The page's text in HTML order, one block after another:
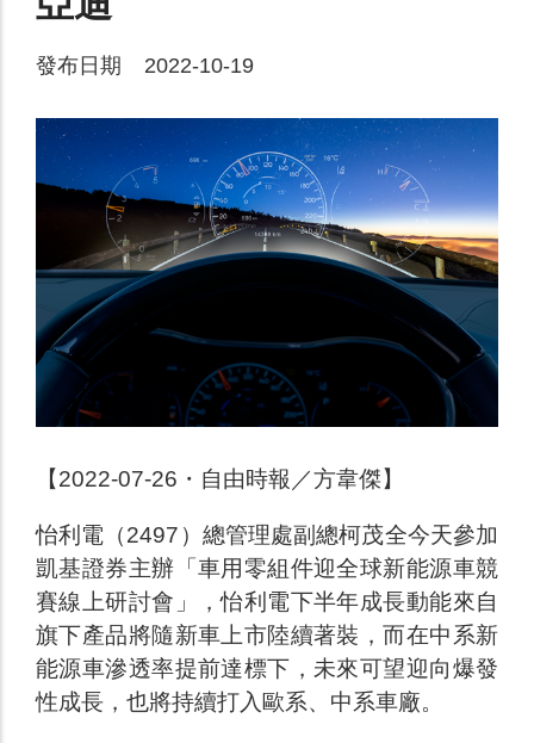
發布日期 2022-10-19
【2022-07-26・自由時報／方韋傑】
怡利電（2497）總管理處副總柯茂全今天參加
凱基證券主辦「車用零組件迎全球新能源車競
賽線上研討會」，怡利電下半年成長動能來自
旗下產品將隨新車上市陸續著裝，而在中系新
能源車滲透率提前達標下，未來可望迎向爆發
性成長，也將持續打入歐系、中系車廠。